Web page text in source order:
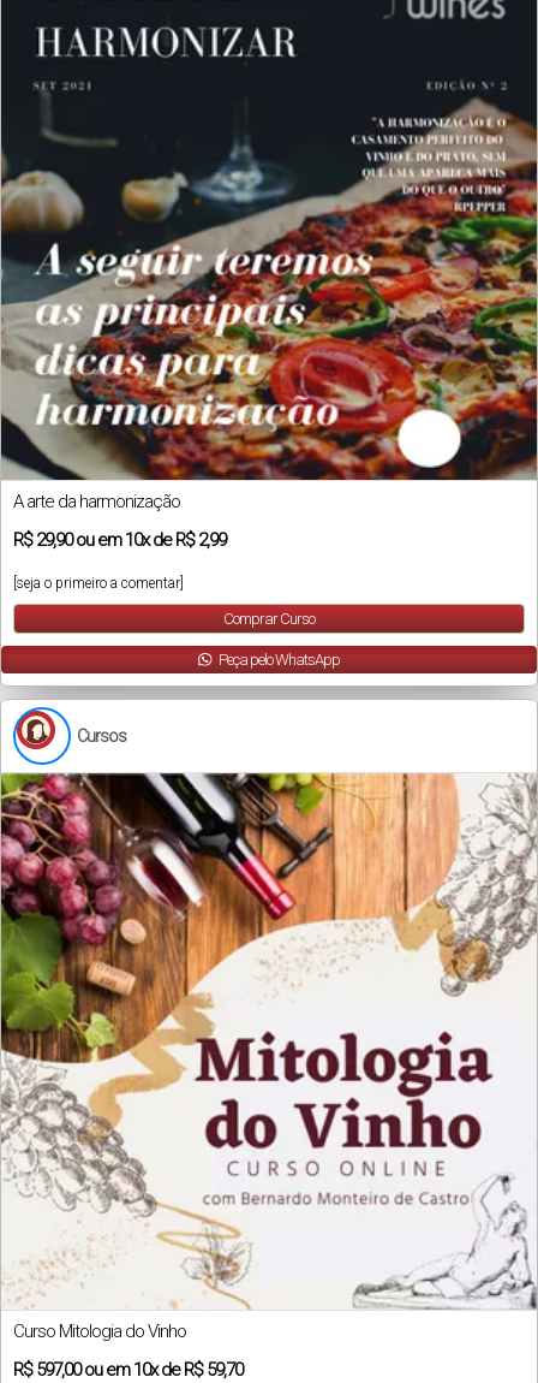
A arte da harmonização
R$29,90ou em10xdeR$ 2,99
[seja o primeiro a comentar]
Comprar Curso
Peça pelo WhatsApp
Cursos
Curso Mitologia do Vinho
R$597,00ou em10xdeR$ 59,70